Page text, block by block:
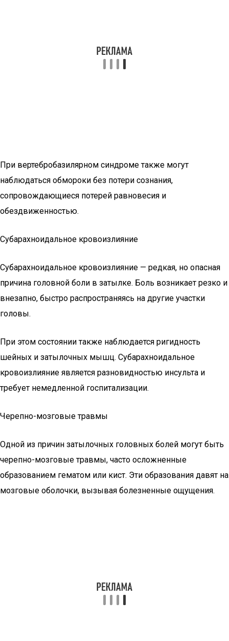
При вертебробазилярном синдроме также могут
наблюдаться обмороки без потери сознания,
сопровождающиеся потерей равновесия и
обездвиженностью.
Субарахноидальное кровоизлияние
Субарахноидальное кровоизлияние — редкая, но опасная
причина головной боли в затылке. Боль возникает резко и
внезапно, быстро распространяясь на другие участки
головы.
При этом состоянии также наблюдается ригидность
шейных и затылочных мышц. Субарахноидальное
кровоизлияние является разновидностью инсульта и
требует немедленной госпитализации.
Черепно-мозговые травмы
Одной из причин затылочных головных болей могут быть
черепно-мозговые травмы, часто осложненные
образованием гематом или кист. Эти образования давят на
мозговые оболочки, вызывая болезненные ощущения.